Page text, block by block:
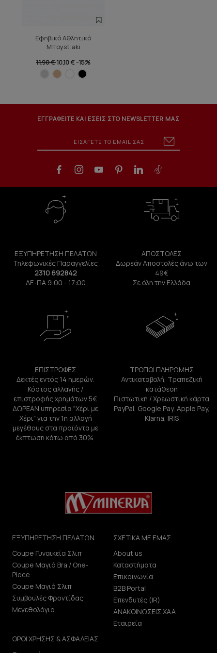
Εφηβικό Αθλητικό
Μποyst;aki
11,90 €10,10 € -15%
ΕΓΓΡΑΦΕΙΤΕ ΚΑΙ ΕΣΕΙΣ ΣΤΟ NEWSLETTER ΜΑΣ
ΕΞΥΠΗΡΕΤΗΣΗ ΠΕΛΑΤΩΝ
Τηλεφωνικές Παραγγελίες
2310 692842
ΔΕ-ΠΑ 9:00 - 17:00
ΑΠΟΣΤΟΛΕΣ
Δωρεάν Αποστολές άνω των
49€
Σε όλη την Ελλάδα
ΕΠΙΣΤΡΟΦΕΣ
Δεκτές εντός 14 ημερών.
Κόστος αλλαγής /
επιστροφής χρημάτων 5€.
ΔΩΡΕΑΝ υπηρεσία "Χέρι με
Χέρι" για την 1η αλλαγή
μεγέθους στα προϊόντα με
έκπτωση κάτω από 30%.
ΤΡΟΠΟΙ ΠΛΗΡΩΜΗΣ
Αντικαταβολή, Τραπεζική
κατάθεση
Πιστωτική / Χρεωστική κάρτα
PayPal, Google Pay, Apple Pay,
Klarna, IRIS
ΕΞΥΠΗΡΕΤΗΣΗ ΠΕΛΑΤΩΝ
Coupe Γυναικεία Σλιπ
Coupe Μαγιό Bra / One-
Piece
Coupe Μαγιό Σλιπ
Συμβουλές Φροντίδας
Μεγεθολόγιο
ΣΧΕΤΙΚΑ ΜΕ ΕΜΑΣ
About us
Καταστήματα
Επικοινωνία
B2B Portal
Επενδυτές (IR)
ΑΝΑΚΟΙΝΩΣΕΙΣ ΧΑΑ
Εταιρεία
ΟΡΟΙ ΧΡΗΣΗΣ & ΑΣΦΑΛΕΙΑΣ